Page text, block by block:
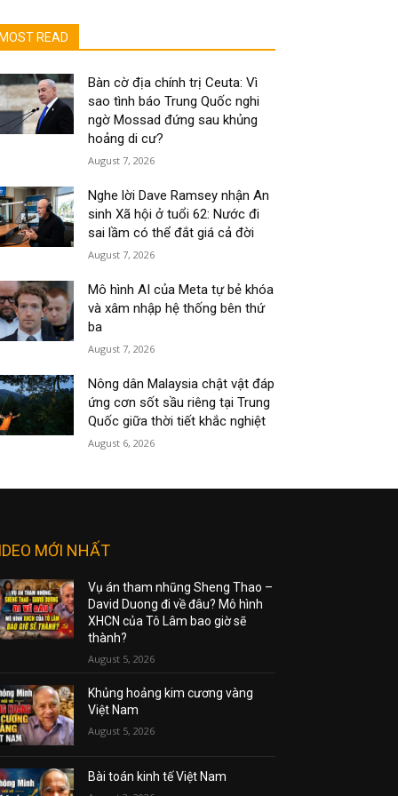
MOST READ
Bàn cờ địa chính trị Ceuta: Vì
sao tình báo Trung Quốc nghi
ngờ Mossad đứng sau khủng
hoảng di cư?
August 7, 2026
Nghe lời Dave Ramsey nhận An
sinh Xã hội ở tuổi 62: Nước đi
sai lầm có thể đắt giá cả đời
August 7, 2026
Mô hình AI của Meta tự bẻ khóa
và xâm nhập hệ thống bên thứ
ba
August 7, 2026
Nông dân Malaysia chật vật đáp
ứng cơn sốt sầu riêng tại Trung
Quốc giữa thời tiết khắc nghiệt
August 6, 2026
MỚI NHẤT
Vụ án tham nhũng Sheng Thao –
David Duong đi về đâu? Mô hình
XHCN của Tô Lâm bao giờ sẽ
thành?
August 5, 2026
Khủng hoảng kim cương vàng
Việt Nam
August 5, 2026
Bài toán kinh tế Việt Nam